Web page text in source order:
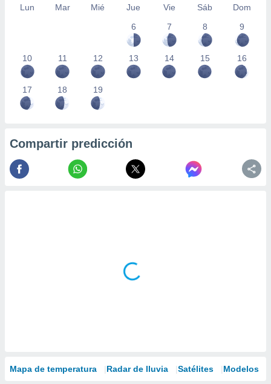
Lun Mar Mié Jue Vie Sáb
Dom
6
7 8 9
10 11 12 13 14 15 16
17 18 19
Compartir predicción
Mapa de temperatura Radar de lluvia Satélites Modelos